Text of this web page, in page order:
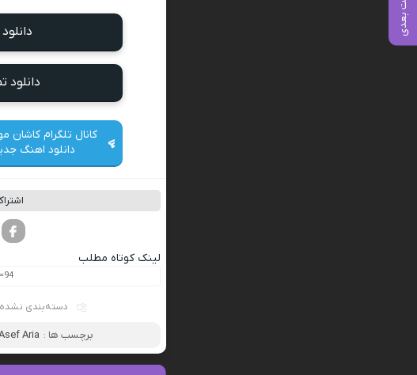
پست بعدی
کانال تلگرام کاشان
دانلود اهنگ
لینک کوتاه مطلب
دسته‌بندی نشده
برچسب ها : Aria